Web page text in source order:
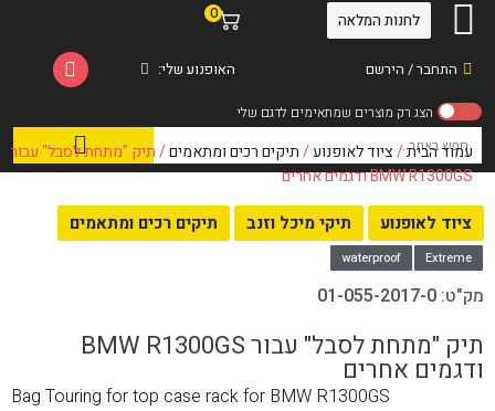
התחבר / הירשם
0
האופנוע שלי:
לחנות המלאה
עמוד הבית/ציוד לאופנוע/תיקים רכים ומתאמים/ תיק "מתחת לסבל" עבור
BMW R1300GS ודגמים אחרים
ציוד לאופנוע תיקי מיכל וזנב תיקים רכים ומתאמים
Extreme
waterproof
מק"ט: 01-055-2017-0
תיק "מתחת לסבל" עבור BMW R1300GS
ודגמים אחרים
Bag Touring for top case rack for BMW R1300GS